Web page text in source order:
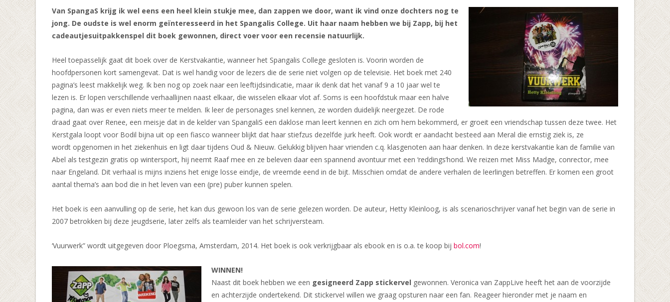
Van SpangaS krijg ik wel eens een heel klein stukje mee, dan zappen we door, want ik vind onze dochters nog te
jong. De oudste is wel enorm geïnteresseerd in het Spangalis College. Uit haar naam hebben we bij Zapp, bij het
cadeautjes­uitpakken­spel dit boek gewonnen, direct voer voor een recensie natuurlijk.
Heel toepasselijk gaat dit boek over de Kerstvakantie, wanneer het Spangalis College gesloten is. Voorin worden de
hoofdpersonen kort samengevat. Dat is wel handig voor de lezers die de serie niet volgen op de televisie. Het boek met 240
pagina’s leest makkelijk weg. Ik ben nog op zoek naar een leeftijdsindicatie, maar ik denk dat het vanaf 9 a 10 jaar wel te
lezen is. Er lopen verschillende verhaallijnen naast elkaar, die wisselen elkaar vlot af. Soms is een hoofdstuk maar een halve
pagina, dan was er even niets meer te melden. Ik leer de personages snel kennen, ze worden duidelijk neergezet. De rode
draad gaat over Renee, een meisje dat in de kelder van SpangaliS een daklose man leert kennen en zich om hem bekommerd, er groeit een vriendschap tussen deze twee. Het
Kerstgala loopt voor Bodil bijna uit op een fiasco wanneer blijkt dat haar stiefzus dezelfde jurk heeft. Ook wordt er aandacht besteed aan Meral die ernstig ziek is, ze
wordt opgenomen in het ziekenhuis en ligt daar tijdens Oud & Nieuw. Gelukkig blijven haar vrienden c.q. klasgenoten aan haar denken. In deze kerstvakantie kan de familie van
Abel als testgezin gratis op wintersport, hij neemt Raaf mee en ze beleven daar een spannend avontuur met een ‘reddings’hond. We reizen met Miss Madge, conrector, mee
naar Engeland. Dit verhaal is mijns inziens het enige losse eindje, de vreemde eend in de bijt. Misschien omdat de andere verhalen de leerlingen betreffen. Er komen een groot
aantal thema’s aan bod die in het leven van een (pre) puber kunnen spelen.
Het boek is een aanvulling op de serie, het kan dus gewoon los van de serie gelezen worden. De auteur, Hetty Kleinloog, is als scenarioschrijver vanaf het begin van de serie in
2007 betrokken bij deze jeugdserie, later zelfs als teamleider van het schrijversteam.
‘Vuurwerk” wordt uitgegeven door Ploegsma, Amsterdam, 2014. Het boek is ook verkrijgbaar als e­book en is o.a. te koop bij bol.com!
WINNEN!
Naast dit boek hebben we een gesigneerd Zapp stickervel gewonnen. Veronica van ZappLive heeft het aan de voorzijde
en achterzijde ondertekend. Dit stickervel willen we graag opsturen naar een fan. Reageer hieronder met je naam en